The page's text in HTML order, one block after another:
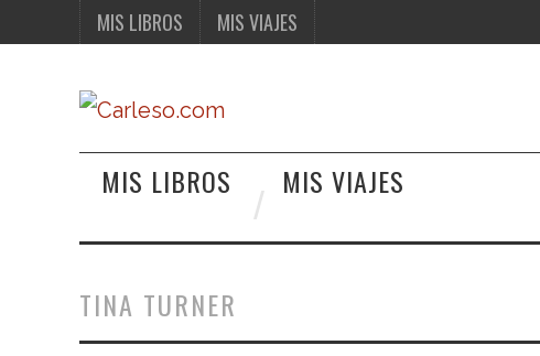
MIS LIBROS MIS VIAJES
MIS LIBROS MIS VIAJES
TINA TURNER